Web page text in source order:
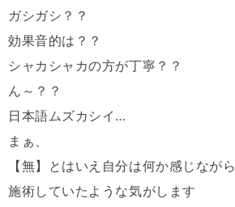
ガシガシ？？
効果音的は？？
シャカシャカの方が丁寧？？
ん～？？
日本語ムズカシイ…
まぁ、
【無】とはいえ自分は何か感じながら
施術していたような気がします